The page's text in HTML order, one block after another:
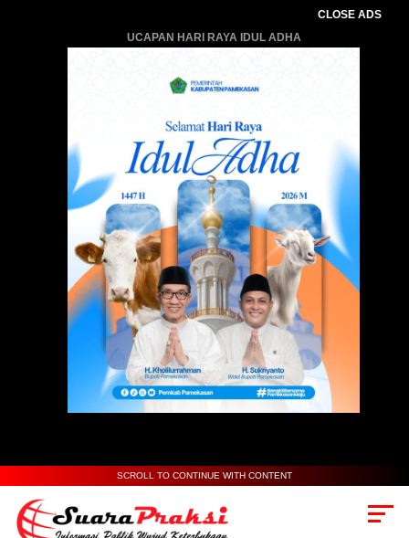
CLOSE ADS
UCAPAN HARI RAYA IDUL ADHA
SCROLL TO CONTINUE WITH CONTENT